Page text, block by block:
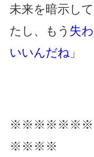
未来を暗示し
たし、もう 失
いいんだね 」
※※※※